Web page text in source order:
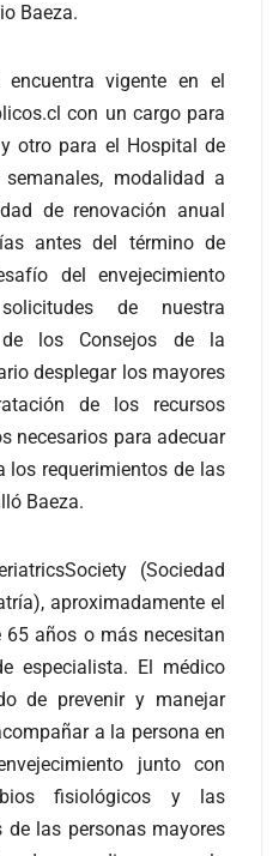
Baeza.
vigente en el
con un cargo para
otro para el Hospital de
modalidad a
de renovación anual
antes del término de
del envejecimiento
de nuestra
los Consejos de la
desplegar los mayores
de los recursos
necesarios para adecuar
los requerimientos de las
Baeza.
(Sociedad
aproximadamente el
65 años o más necesitan
especialista. El médico
de prevenir y manejar
a la persona en
junto con
fisiológicos y las
de las personas mayores